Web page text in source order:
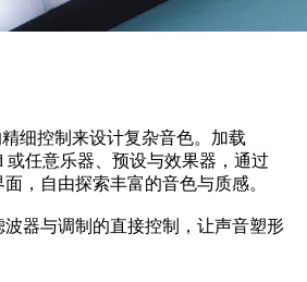
细控制来设计复杂音色。加载
或任意乐器、预设与效果器，通过
，自由探索丰富的音色与质感。
波器与调制的直接控制，让声音塑形